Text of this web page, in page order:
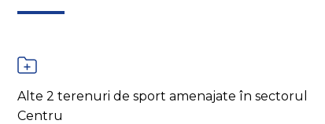
Alte 2 terenuri de sport amenajate în sectorul
Centru